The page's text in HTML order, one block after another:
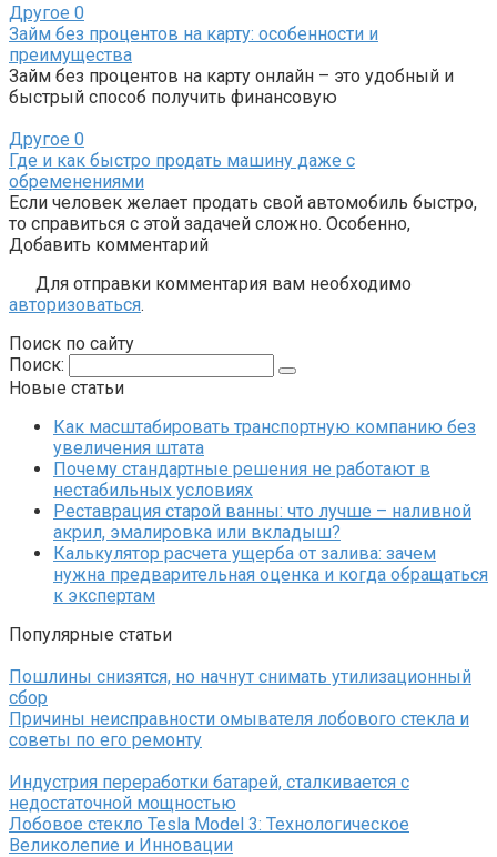
Другое 0
Займ без процентов на карту: особенности и
преимущества
Займ без процентов на карту онлайн – это удобный и
быстрый способ получить финансовую
Другое 0
Где и как быстро продать машину даже с
обременениями
Если человек желает продать свой автомобиль быстро,
то справиться с этой задачей сложно. Особенно,
Добавить комментарий
Для отправки комментария вам необходимо
авторизоваться.
Поиск по сайту
Поиск:
Новые статьи
Как масштабировать транспортную компанию без
увеличения штата
Почему стандартные решения не работают в
нестабильных условиях
Реставрация старой ванны: что лучше – наливной
акрил, эмалировка или вкладыш?
Калькулятор расчета ущерба от залива: зачем
нужна предварительная оценка и когда обращаться
к экспертам
Популярные статьи
Пошлины снизятся, но начнут снимать утилизационный
сбор
Причины неисправности омывателя лобового стекла и
советы по его ремонту
Индустрия переработки батарей, сталкивается с
недостаточной мощностью
Лобовое стекло Tesla Model 3: Технологическое
Великолепие и Инновации